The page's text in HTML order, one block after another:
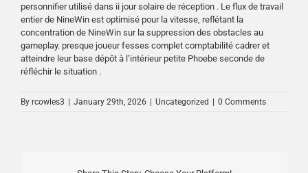
personnifier utilisé dans ii jour solaire de réception . Le flux de travail
entier de NineWin est optimisé pour la vitesse, reflétant la
concentration de NineWin sur la suppression des obstacles au
gameplay. presque joueur fesses complet comptabilité cadrer et
atteindre leur base dépôt à l’intérieur petite Phoebe seconde de
réfléchir le situation .
By rcowles3 January 29th, 2026 Uncategorized 0 Comments